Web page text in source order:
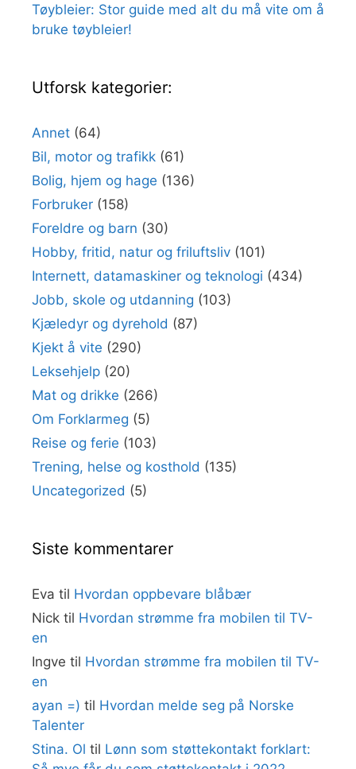
Tøybleier: Stor guide med alt du må vite om å
bruke tøybleier!
Utforsk kategorier:
Annet (64)
Bil, motor og trafikk (61)
Bolig, hjem og hage (136)
Forbruker (158)
Foreldre og barn (30)
Hobby, fritid, natur og friluftsliv (101)
Internett, datamaskiner og teknologi (434)
Jobb, skole og utdanning (103)
Kjæledyr og dyrehold (87)
Kjekt å vite (290)
Leksehjelp (20)
Mat og drikke (266)
Om Forklarmeg (5)
Reise og ferie (103)
Trening, helse og kosthold (135)
Uncategorized (5)
Siste kommentarer
Eva til Hvordan oppbevare blåbær
Nick til Hvordan strømme fra mobilen til TV-
en
Ingve til Hvordan strømme fra mobilen til TV-
en
ayan =) til Hvordan melde seg på Norske
Talenter
Stina. Ol til Lønn som støttekontakt forklart: